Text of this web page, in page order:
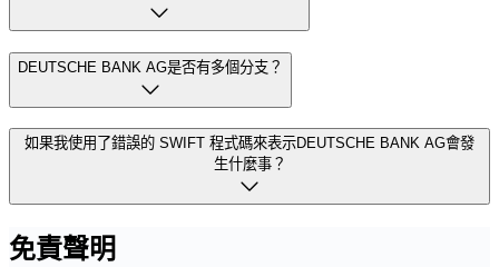
DEUTSCHE BANK AG是否有多個分支？
如果我使用了錯誤的 SWIFT 程式碼來表示DEUTSCHE BANK AG會發
生什麼事？
免責聲明